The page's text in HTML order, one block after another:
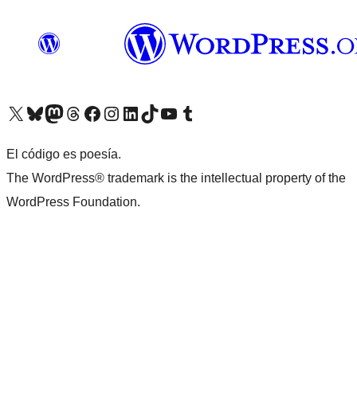
Visita nuestra cuenta de X (anteriormente Twitter)
Visita nuestra cuenta de Bluesky
Visita nuestra cuenta de Mastodon
Visita nuestra cuenta de Threads
Visita nuestra página de Facebook
Visita nuestra cuenta de Instagram
Visita nuestra cuenta de LinkedIn
Visita nuestra cuenta de TikTok
Visita nuestro canal de YouTube
Visita nuestra cuenta de Tumblr
El código es poesía.
The WordPress® trademark is the intellectual property of the
WordPress Foundation.